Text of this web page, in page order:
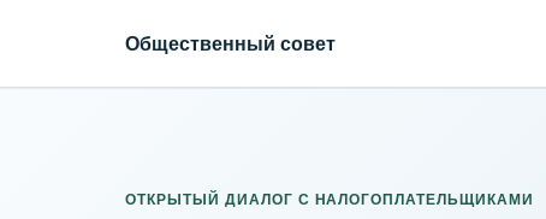
Общественный совет
ОТКРЫТЫЙ ДИАЛОГ С НАЛОГОПЛАТЕЛЬЩИКАМИ